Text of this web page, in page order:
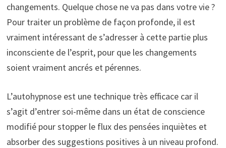
changements. Quelque chose ne va pas dans votre vie ?
Pour traiter un problème de façon profonde, il est
vraiment intéressant de s’adresser à cette partie plus
inconsciente de l’esprit, pour que les changements
soient vraiment ancrés et pérennes.
L’autohypnose est une technique très efficace car il
s’agit d’entrer soi-même dans un état de conscience
modifié pour stopper le flux des pensées inquiètes et
absorber des suggestions positives à un niveau profond.